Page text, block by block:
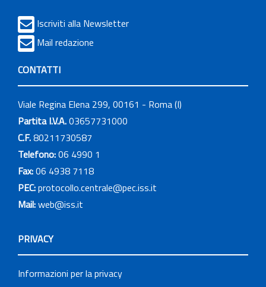
Iscriviti alla Newsletter
Mail redazione
CONTATTI
Viale Regina Elena 299, 00161 - Roma (I)
Partita I.V.A.03657731000
C.F.80211730587
Telefono:06 4990 1
Fax:06 4938 7118
PEC:protocollo.centrale@pec.iss.it
Mail:web@iss.it
PRIVACY
Informazioni per la privacy